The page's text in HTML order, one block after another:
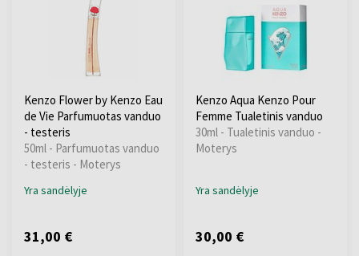
Kenzo Flower by Kenzo Eau
de Vie Parfumuotas vanduo
- testeris
50ml - Parfumuotas vanduo
- testeris - Moterys
Yra sandėlyje
31,00 €
Kenzo Aqua Kenzo Pour
Femme Tualetinis vanduo
30ml - Tualetinis vanduo -
Moterys
Yra sandėlyje
30,00 €